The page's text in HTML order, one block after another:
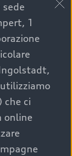
sede
1
che ci
online